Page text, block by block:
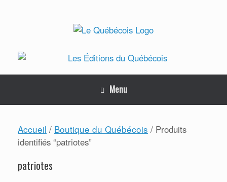
Menu
Accueil / Boutique du Québécois / Produits
identifiés “patriotes”
patriotes